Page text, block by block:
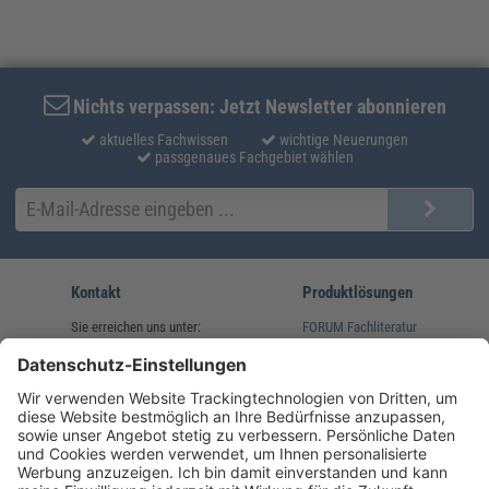
Nichts verpassen: Jetzt Newsletter abonnieren
aktuelles Fachwissen
wichtige Neuerungen
passgenaues Fachgebiet wählen
Kontakt
Sie erreichen uns unter:
(08233) 38 11 23
service@forum-verlag.com
Mo-Do 07:30 - 17:00 Uhr
Fr 07:30 - 15:00 Uhr
Produktlösungen
FORUM Fachliteratur